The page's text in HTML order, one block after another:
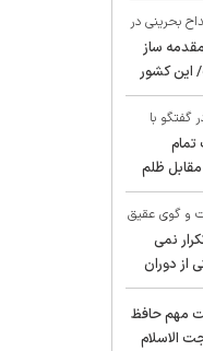
بحرینی در
ساز
این کشور
گفتگو با
تمام
ظلم
نباید از
شگفت
و گوی عقیق
نمی
از دوران
این
نویسنده و
اسلام
مهم حافظ
الاسلام